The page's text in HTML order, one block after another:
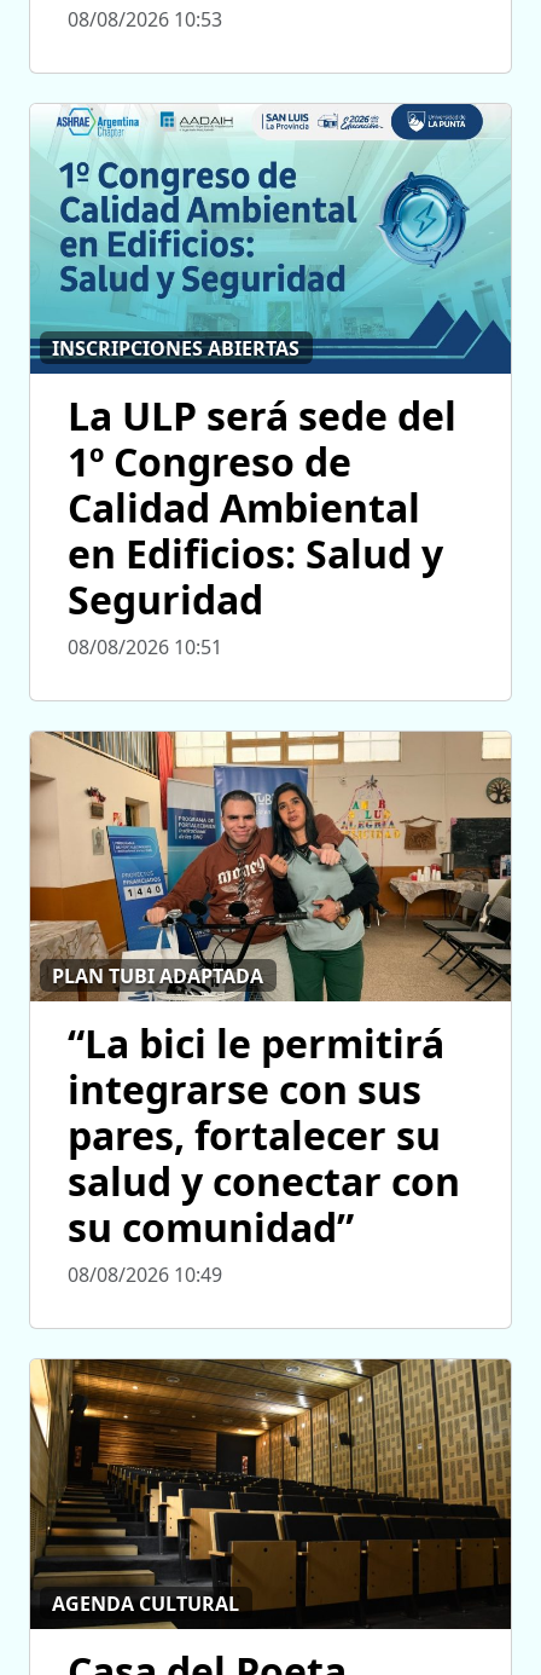
08/08/2026 10:53
INSCRIPCIONES ABIERTAS
La ULP será sede del
1º Congreso de
Calidad Ambiental
en Edificios: Salud y
Seguridad
08/08/2026 10:51
PLAN TUBI ADAPTADA
“La bici le permitirá
integrarse con sus
pares, fortalecer su
salud y conectar con
su comunidad”
08/08/2026 10:49
AGENDA CULTURAL